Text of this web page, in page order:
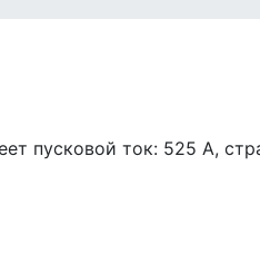
пусковой ток: 525 A,